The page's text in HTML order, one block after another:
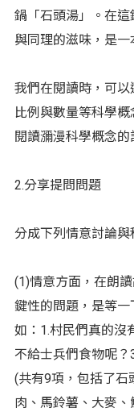
鍋「石頭湯」。在
與同理的滋味，是一
我們在閱讀時，可以
比例與數量等科學
閱讀瀰漫科學概念的
2.分享提問問題
分成下列情意討論與
(1)情意方面，在朗
鍵性的問題，是等
如：1.村民們真的沒
不給士兵們食物呢
(共有9項，包括了石
肉、馬鈴薯、大麥